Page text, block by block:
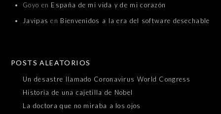
Goyo en España de mi vida y de mi corazón
Javipas en Bienvenidos a la era del software desechable
POSTS ALEATORIOS
Un desastre llamado Coronavirus World Congress
Historia de una cajetilla de Nobel
La doctora que no miraba a los ojos